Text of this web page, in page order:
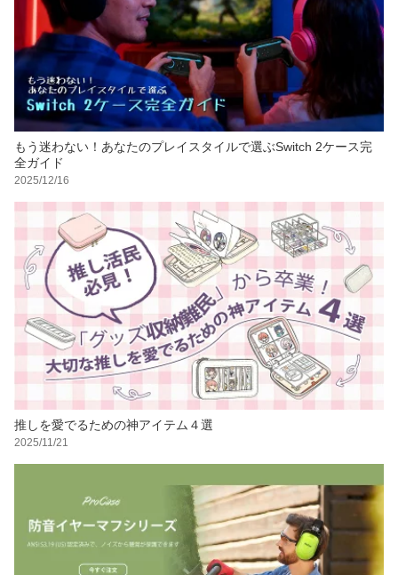
もう迷わない！あなたのプレイスタイルで選ぶSwitch 2ケース完
全ガイド
2025/12/16
推しを愛でるための神アイテム４選
2025/11/21